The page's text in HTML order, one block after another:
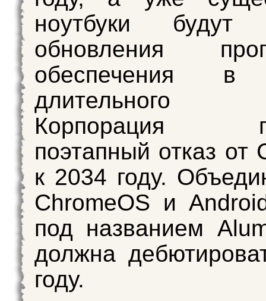
ноутбуки будут
обновления
обеспечения в
длительного
Корпорация
поэтапный отказ от
к 2034 году.
ChromeOS и
под названием
должна
году.